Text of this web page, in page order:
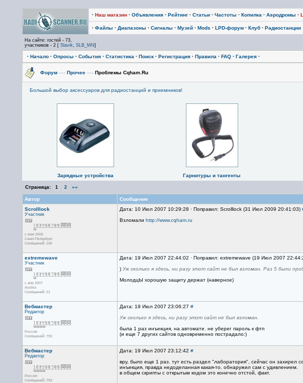
· Наш магазин· Объявления· Рейтинг· Статьи· Частоты · Копилка · Аэродромы ·
· Файлы · Диапазоны · Сигналы · Музей· Mods · LPD-форум· Клуб· Радиостанции
На сайте: гостей - 73,
участников - 2 [ Slavik, SLB_MN ]
· Начало· Опросы · События· Статистика · Поиск· Регистрация· Правила · FAQ· Галерея·
Форум —› Прочее —›Проблемы Cqham.Ru
Большой выбор аксессуаров для радиостанций и приемников!
Зарядные устройства Гарнитуры и тангенты
Страница: 1 2 »»
Автор
Сообщение
Scrolllock
Участник
с мая 2006
Санкт-Петербург
Сообщений: 106
Дата: 10 Июл 2007 10:29:28 · Поправил: Scrolllock (31 Июл 2009 20:41:03)
Взломали http://www.cqham.ru
extremewave
Участник
с апр 2007
Austria
Сообщений: 21
Дата: 19 Июл 2007 22:44:02 · Поправил: extremewave (19 Июл 2007
) Уж сколько я здесь, ни разу этот сайт не был взломан. Раз 5 были
МолодцЫ хорошую защиту держат (наверное)
Вебмастер
Редактор
Россия
Сообщений: 793
Дата: 19 Июл 2007 23:06:27 #
Уж сколько я здесь, ни разу этот сайт не был взломан.
была 1 раз инъекция, на автомате. не уберег пароль к фтп
(и еще 7 других сайтов одновременно пострадало:)
Вебмастер
Редактор
Россия
Сообщений: 793
Дата: 19 Июл 2007 23:12:42 #
вру, было еще 1 раз. тут есть раздел "лаборатория", сейчас он захирел
инъекция, правда недоделанная какая-то. обнаружил сам с удивлением.
в общем скрипты с открытым кодом это конечно отстой, факт.